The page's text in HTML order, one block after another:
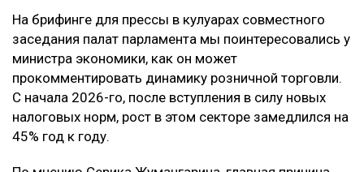
На брифинге для прессы в кулуарах совместного
заседания палат парламента мы поинтересовались у
министра экономики, как он может
прокомментировать динамику розничной торговли.
С начала 2026-го, после вступления в силу новых
налоговых норм, рост в этом секторе замедлился на
45% год к году.